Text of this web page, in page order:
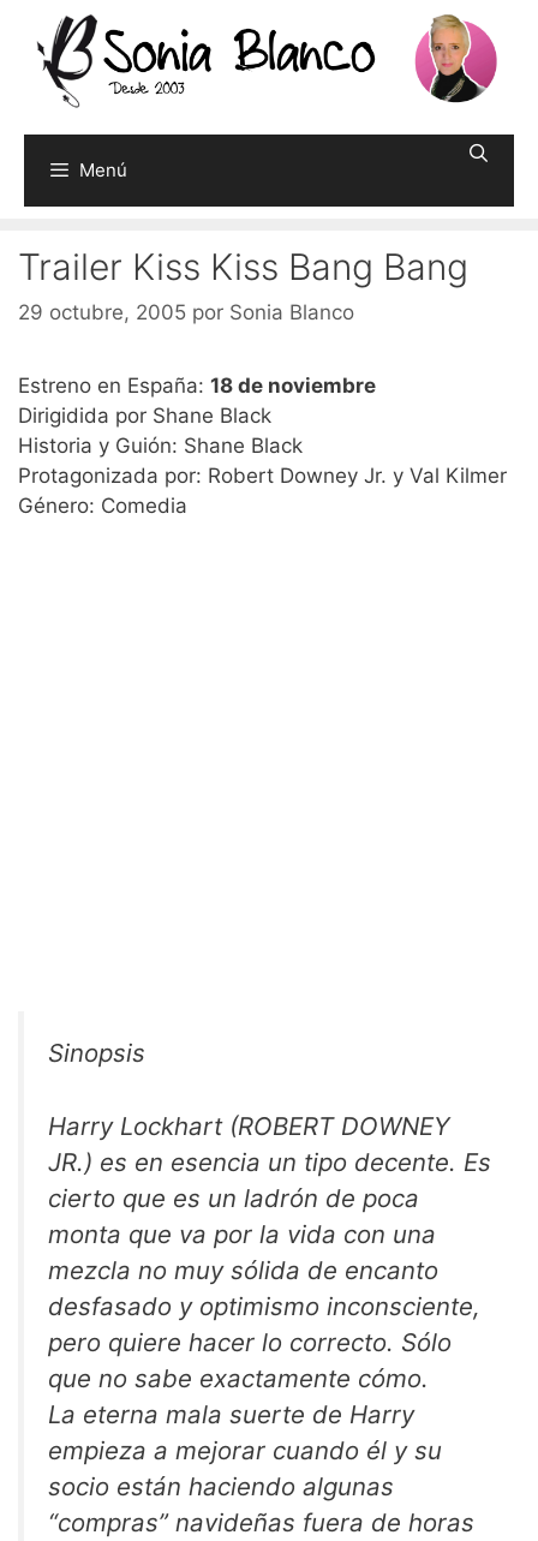
contenido
Menú
Trailer Kiss Kiss Bang Bang
29 octubre, 2005 por Sonia Blanco
Estreno en España: 18 de noviembre
Dirigidida por Shane Black
Historia y Guión: Shane Black
Protagonizada por: Robert Downey Jr. y Val Kilmer
Género: Comedia
Sinopsis
Harry Lockhart (ROBERT DOWNEY
JR.) es en esencia un tipo decente. Es
cierto que es un ladrón de poca
monta que va por la vida con una
mezcla no muy sólida de encanto
desfasado y optimismo inconsciente,
pero quiere hacer lo correcto. Sólo
que no sabe exactamente cómo.
La eterna mala suerte de Harry
empieza a mejorar cuando él y su
socio están haciendo algunas
“compras” navideñas fuera de horas